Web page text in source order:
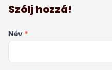
Szólj hozzá!
Név *